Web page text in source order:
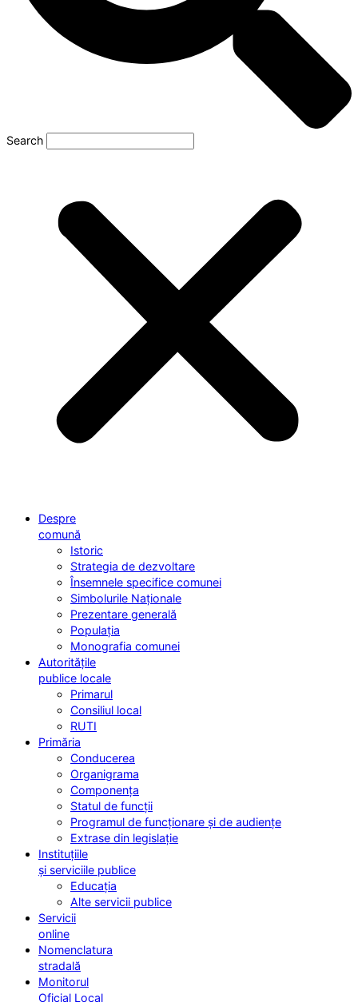
Search
Despre
comună
Istoric
Strategia de dezvoltare
Însemnele specifice comunei
Simbolurile Naționale
Prezentare generală
Populația
Monografia comunei
Autoritățile
publice locale
Primarul
Consiliul local
RUTI
Primăria
Conducerea
Organigrama
Componența
Statul de funcții
Programul de funcționare și de audiențe
Extrase din legislație
Instituțiile
și serviciile publice
Educația
Alte servicii publice
Servicii
online
Nomenclatura
stradală
Monitorul
Oficial Local